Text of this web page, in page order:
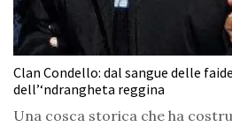
Clan Condello: dal sangue delle
dell’‘ndrangheta reggina
Una cosca storica che ha